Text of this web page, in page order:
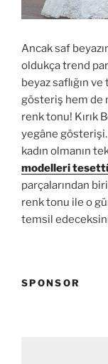
Ancak saf
oldukça trend
beyaz saflığın
gösteriş hem de
renk tonu! Kırık
yegâne
kadın olmanın
modelleri
parçalarından
renk tonu ile o
temsil
SPONSOR